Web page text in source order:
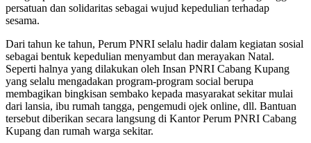
persatuan dan solidaritas sebagai wujud kepedulian terhadap
sesama.
Dari tahun ke tahun, Perum PNRI selalu hadir dalam kegiatan sosial
sebagai bentuk kepedulian menyambut dan merayakan Natal.
Seperti halnya yang dilakukan oleh Insan PNRI Cabang Kupang
yang selalu mengadakan program-program social berupa
membagikan bingkisan sembako kepada masyarakat sekitar mulai
dari lansia, ibu rumah tangga, pengemudi ojek online, dll. Bantuan
tersebut diberikan secara langsung di Kantor Perum PNRI Cabang
Kupang dan rumah warga sekitar.